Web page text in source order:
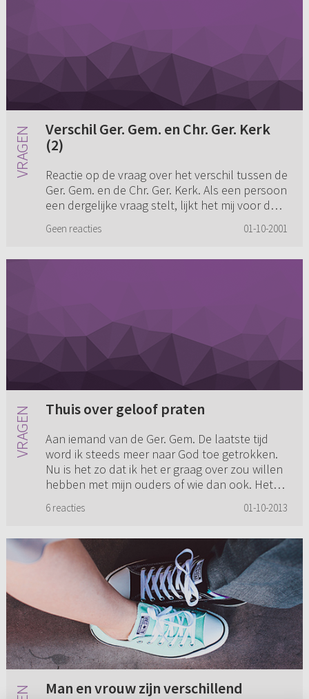
Verschil Ger. Gem. en Chr. Ger. Kerk
(2)
Reactie op de vraag over het verschil tussen de
Ger. Gem. en de Chr. Ger. Kerk. Als een persoon
een dergelijke vraag stelt, lijkt het mij voor de
en eerlijk...
Geen reacties 01-10-2001
Thuis over geloof praten
Aan iemand van de Ger. Gem. De laatste tijd
word ik steeds meer naar God toe getrokken.
Nu is het zo dat ik het er graag over zou willen
hebben met mijn ouders of wie dan ook. Het
6 reacties 01-10-2013
Man en vrouw zijn verschillend